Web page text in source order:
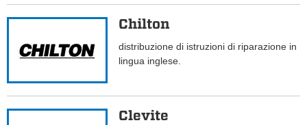
Chilton
distribuzione di istruzioni di riparazione in
lingua inglese.
Clevite